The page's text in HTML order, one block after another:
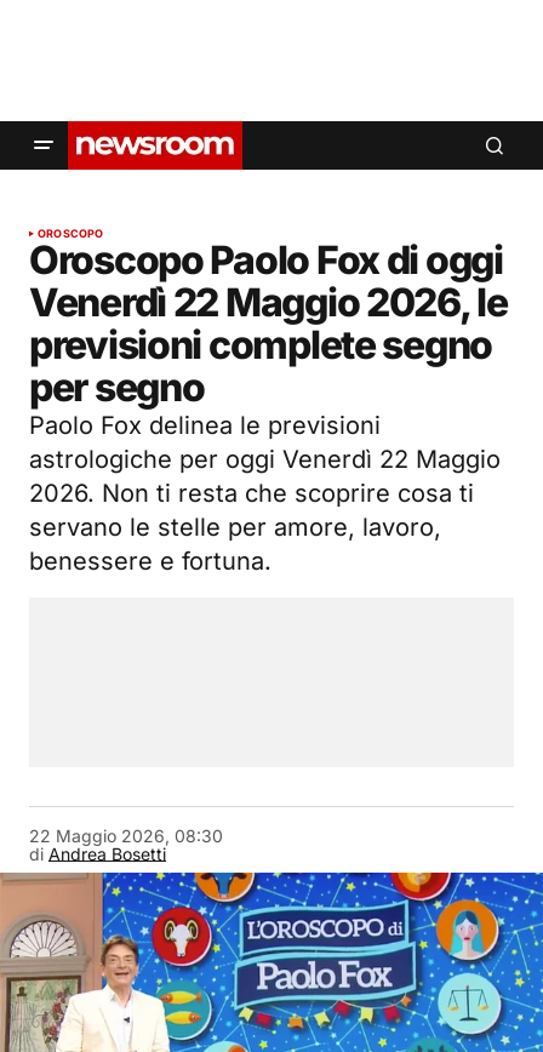
OROSCOPO
Oroscopo Paolo Fox di oggi
Venerdì 22 Maggio 2026, le
previsioni complete segno
per segno
Paolo Fox delinea le previsioni
astrologiche per oggi Venerdì 22 Maggio
2026. Non ti resta che scoprire cosa ti
servano le stelle per amore, lavoro,
benessere e fortuna.
di Andrea Bosetti
22 Maggio 2026, 08:30